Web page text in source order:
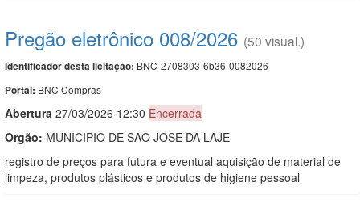
Pregão eletrônico 008/2026 (50 visual.)
Identificador desta licitação: BNC-2708303-6b36-0082026
Portal: BNC Compras
Abertura 27/03/2026 12:30 Encerrada
Orgão: MUNICIPIO DE SAO JOSE DA LAJE
registro de preços para futura e eventual aquisição de material de
limpeza, produtos plásticos e produtos de higiene pessoal